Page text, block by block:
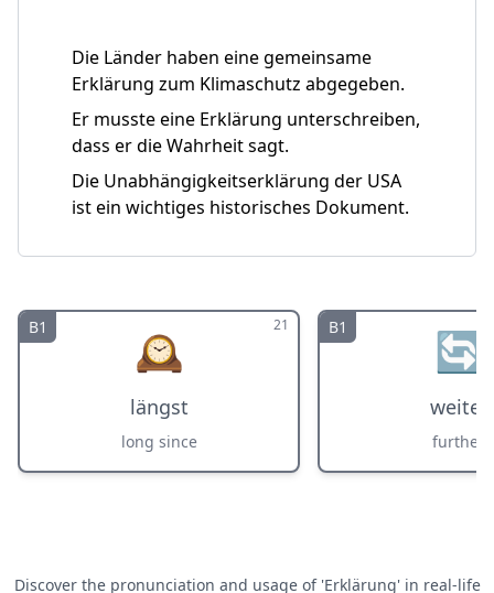
Die Länder haben eine gemeinsame
Erklärung zum Klimaschutz abgegeben.
Er musste eine Erklärung unterschreiben,
dass er die Wahrheit sagt.
Die Unabhängigkeitserklärung der USA
ist ein wichtiges historisches Dokument.
B1 21
🕰️
längst
long since
B1 🔄
weiter
further
Discover the pronunciation and usage of 'Erklärung' in real-life